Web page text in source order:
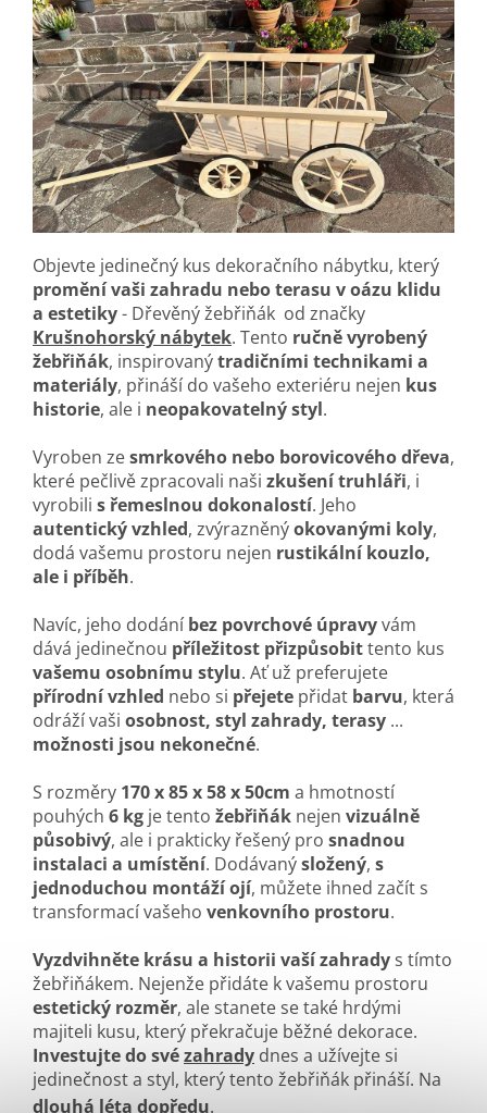
Objevte jedinečný kus dekoračního nábytku, který
promění vaši zahradu nebo terasu v oázu klidu
a estetiky- Dřevěný žebřiňák od značky
Krušnohorský nábytek. Tento ručně vyrobený
žebřiňák, inspirovanýtradičními technikami a
materiály, přináší do vašeho exteriéru nejen kus
historie, ale i neopakovatelný styl.
Vyroben zesmrkového nebo borovicového dřeva,
které pečlivě zpracovali naši zkušení truhláři, i
vyrobili s řemeslnou dokonalostí. Jeho
autentický vzhled, zvýrazněnýokovanými koly,
dodá vašemu prostoru nejen rustikální kouzlo,
ale i příběh.
Navíc, jeho dodání bez povrchové úpravyvám
dává jedinečnou příležitost přizpůsobittento kus
vašemu osobnímu stylu. Ať už preferujete
přírodní vzhled nebo si přejete přidat barvu, která
odráží vaši osobnost, styl zahrady, terasy ...
možnosti jsou nekonečné.
S rozměry 170 x 85 x 58 x 50cm a hmotností
pouhých 6 kg je tento žebřiňák nejen vizuálně
působivý, ale i prakticky řešený pro snadnou
instalaci a umístění. Dodávanýsložený, s
jednoduchou montáží ojí, můžete ihned začít s
transformací vašeho venkovního prostoru.
Vyzdvihněte krásu a historii vaší zahradys tímto
žebřiňákem. Nejenže přidáte k vašemu prostoru
estetický rozměr, ale stanete se také hrdými
majiteli kusu, který překračuje běžné dekorace.
Investujte do svézahrady dnes a užívejte si
jedinečnost a styl, který tento žebřiňák přináší. Na
dlouhá léta dopředu.